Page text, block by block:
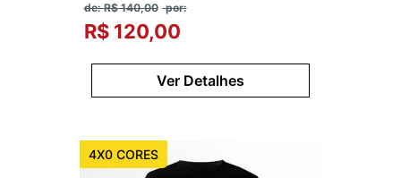
de: R$ 140,00 por:
R$ 120,00
Ver Detalhes
4X0 CORES